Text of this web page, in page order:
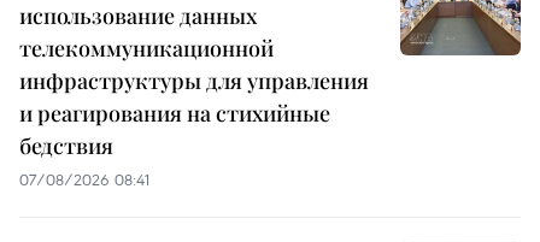
использование данных
телекоммуникационной
инфраструктуры для управления
и реагирования на стихийные
бедствия
07/08/2026 08:41